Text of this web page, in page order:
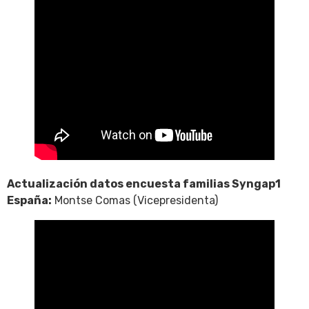
Actualización datos encuesta familias Syngap1
España: Montse Comas (Vicepresidenta)